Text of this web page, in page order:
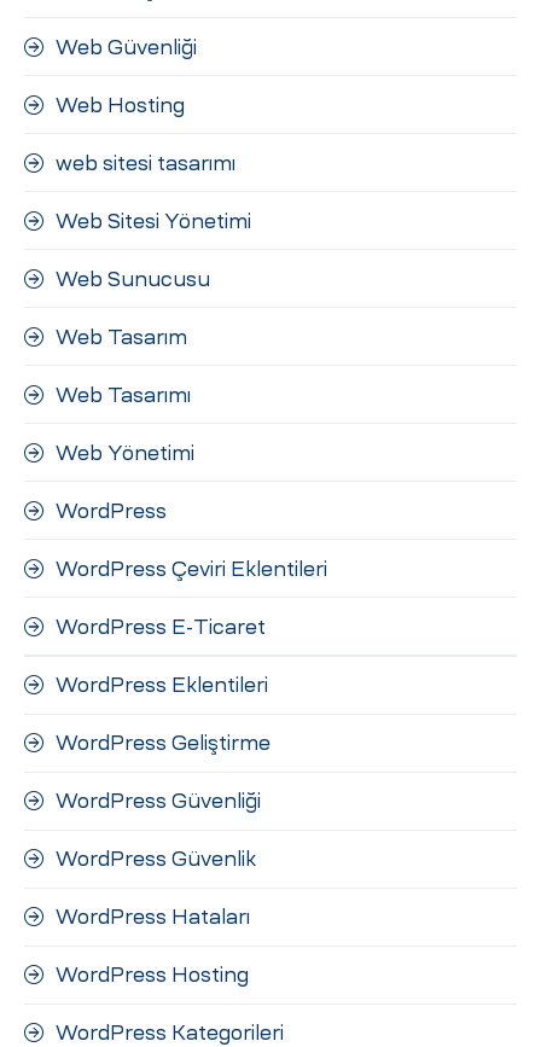
Web Güvenliği
Web Hosting
web sitesi tasarımı
Web Sitesi Yönetimi
Web Sunucusu
Web Tasarım
Web Tasarımı
Web Yönetimi
WordPress
WordPress Çeviri Eklentileri
WordPress E-Ticaret
WordPress Eklentileri
WordPress Geliştirme
WordPress Güvenliği
WordPress Güvenlik
WordPress Hataları
WordPress Hosting
WordPress Kategorileri